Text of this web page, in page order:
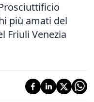
più amati del
Friuli Venezia